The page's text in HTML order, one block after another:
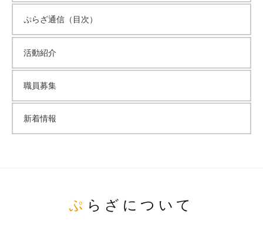
ぷらざ通信（目次）
活動紹介
職員募集
新着情報
ぷらざについて